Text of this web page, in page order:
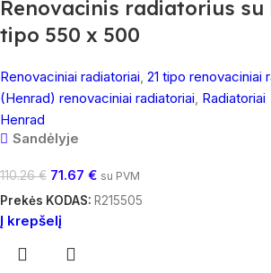
Renovacinis radiatorius su
tipo 550 x 500
Renovaciniai radiatoriai 21 tipo renovaciniai
(Henrad) renovaciniai radiatoriai Radiatoriai
Henrad
Sandėlyje
110.26€ 71.67 € su PVM
Prekės KODAS: R215505
Į krepšelį